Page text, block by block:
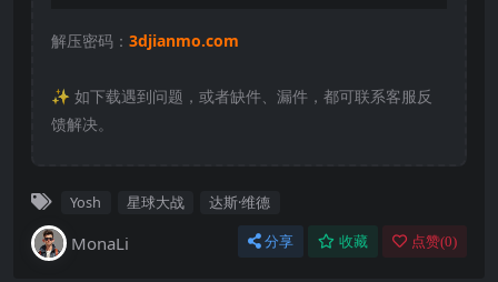
解压密码： 3djianmo.com
✨️ 如下载遇到问题，或者缺件、漏件，都可联系客服反
馈解决。
Yosh 星球大战 达斯·维德
MonaLi 分享 收藏 点赞(0)